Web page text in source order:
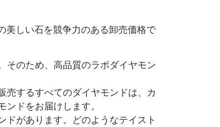
美しい石を競争力のある卸売価格で
そのため、高品質のラボダイヤモン
するすべてのダイヤモンドは、カ
ドをお届けします。
があります。どのようなテイスト